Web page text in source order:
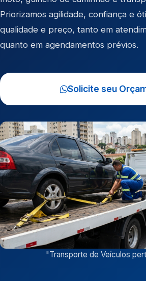
Priorizamos agilidade, confiança e
qualidade e preço, tanto em
quanto em agendamentos prévios.
Solicite seu
"Transporte de Veículos